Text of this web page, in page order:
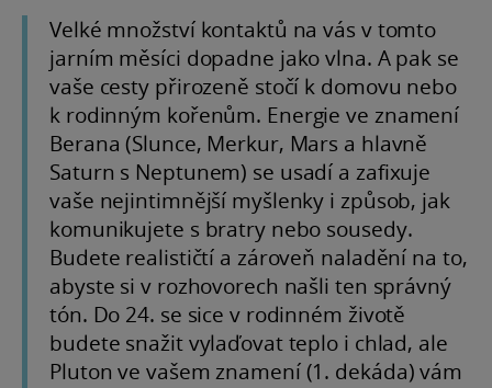
Velké množství kontaktů na vás v tomto
jarním měsíci dopadne jako vlna. A pak se
vaše cesty přirozeně stočí k domovu nebo
k rodinným kořenům. Energie ve znamení
Berana (Slunce, Merkur, Mars a hlavně
Saturn s Neptunem) se usadí a zafixuje
vaše nejintimnější myšlenky i způsob, jak
komunikujete s bratry nebo sousedy.
Budete realističtí a zároveň naladění na to,
abyste si v rozhovorech našli ten správný
tón. Do 24. se sice v rodinném životě
budete snažit vylaďovat teplo i chlad, ale
Pluton ve vašem znamení (1. dekáda) vám